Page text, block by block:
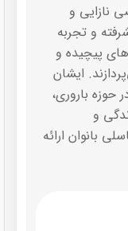
نازایی و
و تجربه
پیچیده و
ایشان
حوزه باروری،
و
بانوان ارائه